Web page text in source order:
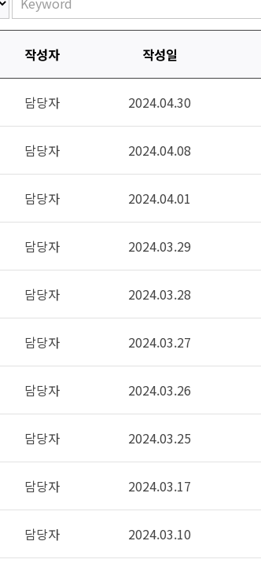
작성자 작성일
담당자 2024.04.30
담당자 2024.04.08
담당자 2024.04.01
담당자 2024.03.29
담당자 2024.03.28
담당자 2024.03.27
담당자 2024.03.26
담당자 2024.03.25
담당자 2024.03.17
담당자 2024.03.10